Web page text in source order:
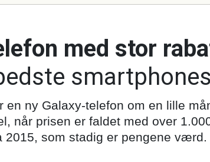
med stor
en ny Galaxy-telefon om en lille
når prisen er faldet med over
2015, som stadig er pengene værd.